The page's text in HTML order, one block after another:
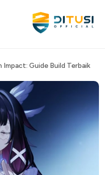
Impact: Guide Build Terbaik